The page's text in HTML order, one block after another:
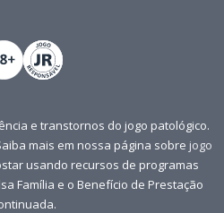
e transtornos do jogo patológico.
mais em nossa página sobre jogo
usando recursos de programas
Família e o Benefício de Prestação